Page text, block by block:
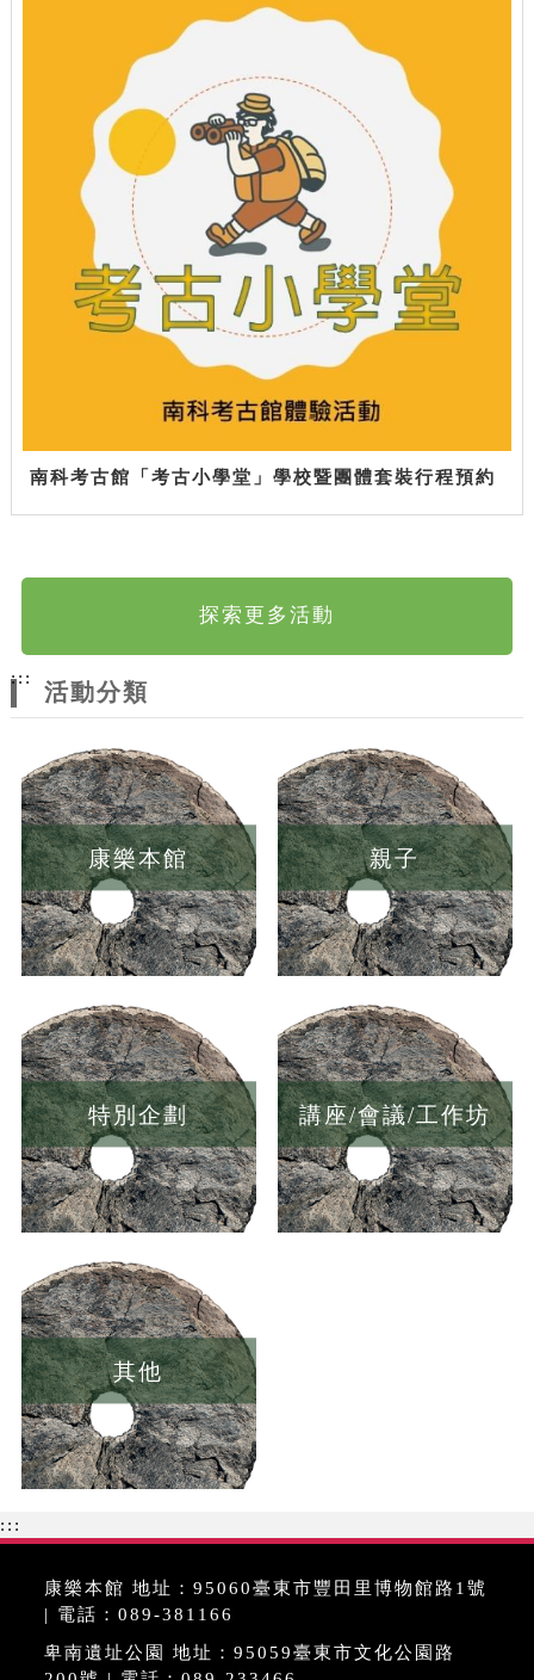
南科考古館「考古小學堂」學校暨團體套裝行程預約
探索更多活動
:::
活動分類
康樂本館 親子
特別企劃 講座/會議/工作坊
其他
:::
康樂本館 地址：95060臺東市豐田里博物館路1號
| 電話：089-381166
卑南遺址公園 地址：95059臺東市文化公園路